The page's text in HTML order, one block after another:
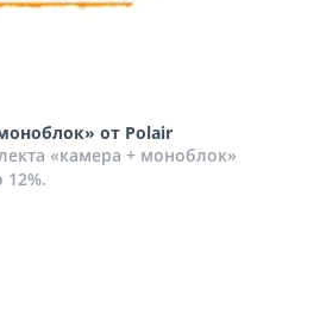
от Polair
«камера + моноблок»
12%.